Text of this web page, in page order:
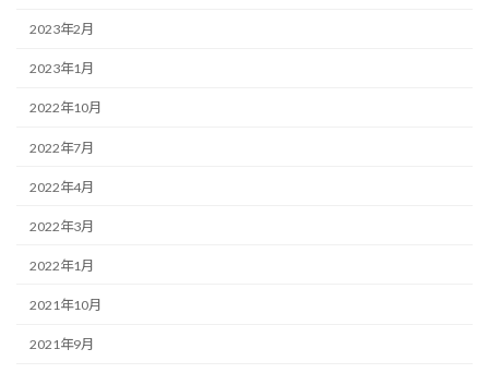
2023年2月
2023年1月
2022年10月
2022年7月
2022年4月
2022年3月
2022年1月
2021年10月
2021年9月